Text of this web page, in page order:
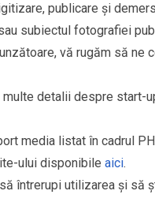
publicare și
subiectul fotografiei
vă rugăm să ne
detalii despre start-
media listat în cadrul
ului disponibile aici.
întrerupi utilizarea și să